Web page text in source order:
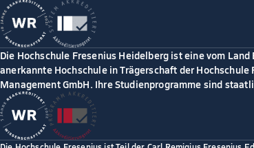
Die Hochschule Fresenius Heidelberg ist eine vom
anerkannte Hochschule in Trägerschaft der
Management GmbH. Ihre Studienprogramme sind